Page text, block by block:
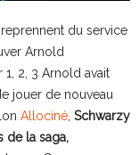
du service
Arnold
2, 3 Arnold avait
jouer de nouveau
Allociné Schwarzy
de la saga,